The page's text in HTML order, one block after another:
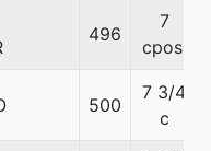
496
7
cpos.
500
7 3/4
c